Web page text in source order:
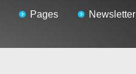
Pages Newsletter